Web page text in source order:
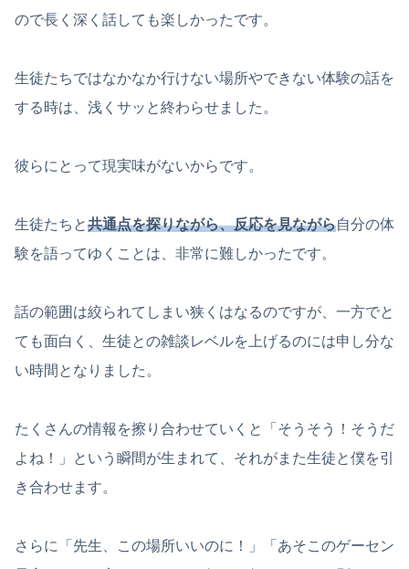
ので長く深く話しても楽しかったです。
生徒たちではなかなか行けない場所やできない体験の話を
する時は、浅くサッと終わらせました。
彼らにとって現実味がないからです。
生徒たちと共通点を探りながら、反応を見ながら自分の体
験を語ってゆくことは、非常に難しかったです。
話の範囲は絞られてしまい狭くはなるのですが、一方でと
ても面白く、生徒との雑談レベルを上げるのには申し分な
い時間となりました。
たくさんの情報を擦り合わせていくと「そうそう！そうだ
よね！」という瞬間が生まれて、それがまた生徒と僕を引
き合わせます。
さらに「先生、この場所いいのに！」「あそこのゲーセン